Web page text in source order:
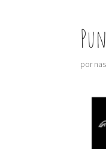
por